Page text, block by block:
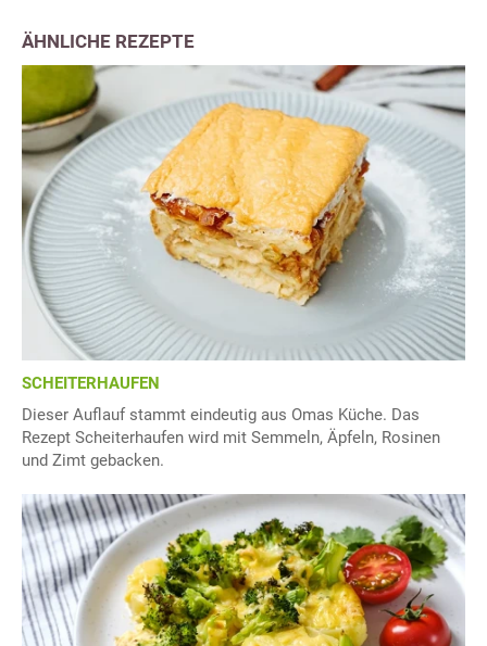
ÄHNLICHE REZEPTE
SCHEITERHAUFEN
Dieser Auflauf stammt eindeutig aus Omas Küche. Das
Rezept Scheiterhaufen wird mit Semmeln, Äpfeln, Rosinen
und Zimt gebacken.